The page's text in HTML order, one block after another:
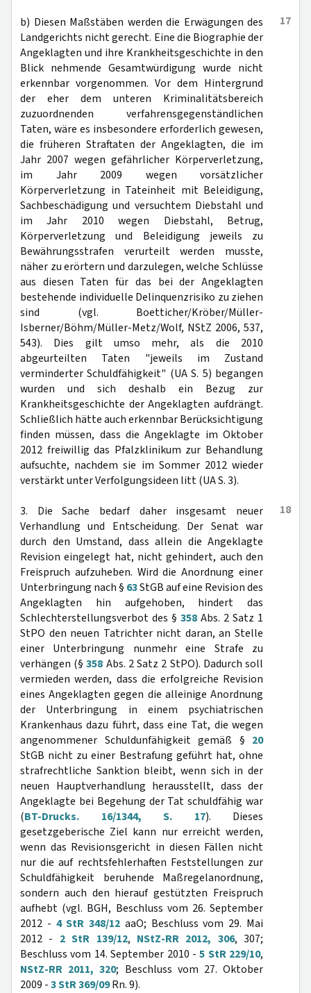
17
b) Diesen Maßstäben werden die Erwägungen des
Landgerichts nicht gerecht. Eine die Biographie der
Angeklagten und ihre Krankheitsgeschichte in den
Blick nehmende Gesamtwürdigung wurde nicht
erkennbar vorgenommen. Vor dem Hintergrund
der eher dem unteren Kriminalitätsbereich
zuzuordnenden verfahrensgegenständlichen
Taten, wäre es insbesondere erforderlich gewesen,
die früheren Straftaten der Angeklagten, die im
Jahr 2007 wegen gefährlicher Körperverletzung,
im Jahr 2009 wegen vorsätzlicher
Körperverletzung in Tateinheit mit Beleidigung,
Sachbeschädigung und versuchtem Diebstahl und
im Jahr 2010 wegen Diebstahl, Betrug,
Körperverletzung und Beleidigung jeweils zu
Bewährungsstrafen verurteilt werden musste,
näher zu erörtern und darzulegen, welche Schlüsse
aus diesen Taten für das bei der Angeklagten
bestehende individuelle Delinquenzrisiko zu ziehen
sind (vgl. Boetticher/Kröber/Müller-
Isberner/Böhm/Müller-Metz/Wolf, NStZ 2006, 537,
543). Dies gilt umso mehr, als die 2010
abgeurteilten Taten "jeweils im Zustand
verminderter Schuldfähigkeit" (UA S. 5) begangen
wurden und sich deshalb ein Bezug zur
Krankheitsgeschichte der Angeklagten aufdrängt.
Schließlich hätte auch erkennbar Berücksichtigung
finden müssen, dass die Angeklagte im Oktober
2012 freiwillig das Pfalzklinikum zur Behandlung
aufsuchte, nachdem sie im Sommer 2012 wieder
verstärkt unter Verfolgungsideen litt (UA S. 3).
18
3. Die Sache bedarf daher insgesamt neuer
Verhandlung und Entscheidung. Der Senat war
durch den Umstand, dass allein die Angeklagte
Revision eingelegt hat, nicht gehindert, auch den
Freispruch aufzuheben. Wird die Anordnung einer
Unterbringung nach § 63StGB auf eine Revision des
Angeklagten hin aufgehoben, hindert das
Schlechterstellungsverbot des § 358 Abs. 2 Satz 1
StPO den neuen Tatrichter nicht daran, an Stelle
einer Unterbringung nunmehr eine Strafe zu
verhängen (§358 Abs. 2 Satz 2 StPO). Dadurch soll
vermieden werden, dass die erfolgreiche Revision
eines Angeklagten gegen die alleinige Anordnung
der Unterbringung in einem psychiatrischen
Krankenhaus dazu führt, dass eine Tat, die wegen
angenommener Schuldunfähigkeit gemäß § 20
StGB nicht zu einer Bestrafung geführt hat, ohne
strafrechtliche Sanktion bleibt, wenn sich in der
neuen Hauptverhandlung herausstellt, dass der
Angeklagte bei Begehung der Tat schuldfähig war
(BT-Drucks. 16/1344, S. 17). Dieses
gesetzgeberische Ziel kann nur erreicht werden,
wenn das Revisionsgericht in diesen Fällen nicht
nur die auf rechtsfehlerhaften Feststellungen zur
Schuldfähigkeit beruhende Maßregelanordnung,
sondern auch den hierauf gestützten Freispruch
aufhebt (vgl. BGH, Beschluss vom 26. September
2012 - 4 StR 348/12 aaO; Beschluss vom 29. Mai
2012 - 2 StR 139/12, NStZ-RR 2012, 306, 307;
Beschluss vom 14. September 2010 -5 StR 229/10,
NStZ-RR 2011, 320; Beschluss vom 27. Oktober
2009 -3 StR 369/09Rn. 9).